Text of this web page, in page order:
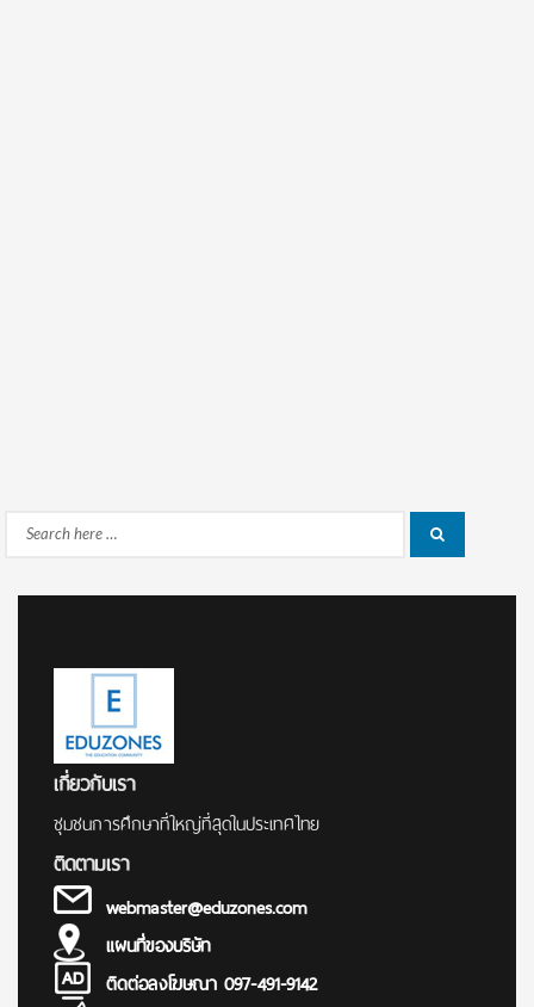
Search
เกี่ยวกับเรา
ชุมชนการศึกษาที่ใหญ่ที่สุดในประเทศไทย
ติดตามเรา
webmaster@eduzones.com
แผนที่ของบริษัท
ติดต่อลงโฆษณา 097-491-9142